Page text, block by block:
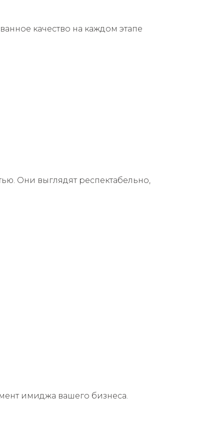
качество на каждом этапе
Они выглядят респектабельно,
имиджа вашего бизнеса.